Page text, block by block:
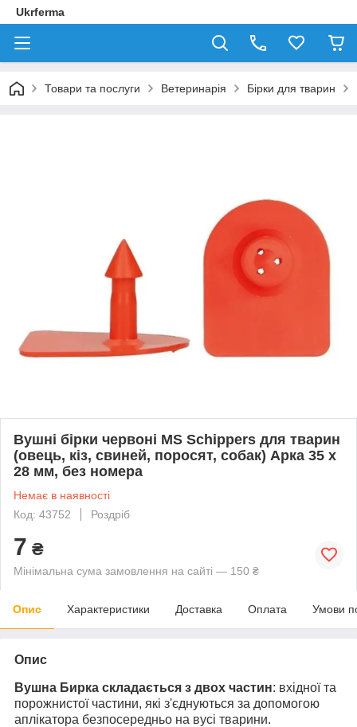
Ukrferma
Товари та послуги Ветеринарія Бірки для тварин
Вушні бірки червоні MS Schippers для тварин
(овець, кіз, свиней, поросят, собак) Арка 35 х
28 мм, без номера
Немає в наявності
Код: 43752
Роздріб
7 ₴
Мінімальна сума замовлення на сайті — 150 ₴
Опис Характеристики Доставка Оплата Умови
Опис
Вушна Бирка складається з двох частин: вхідної та
порожнистої частини, які з'єднуються за допомогою
аплікатора безпосередньо на вусі тварини.